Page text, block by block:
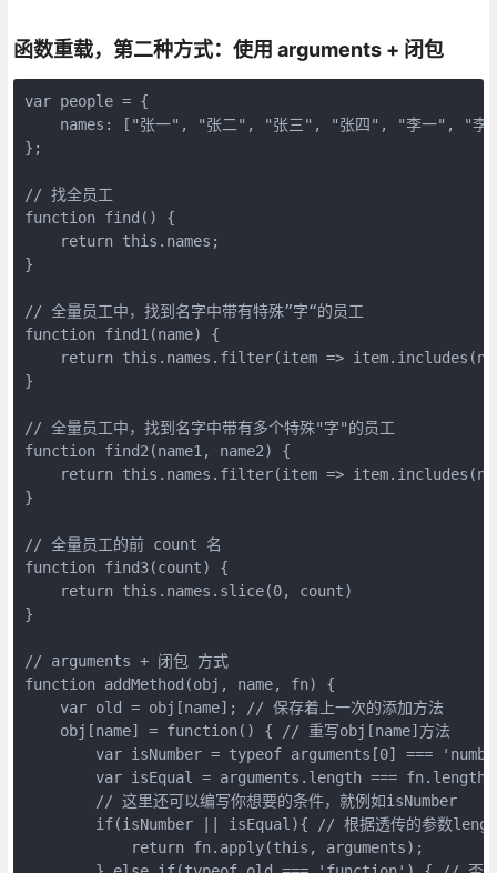
函数重载，第二种方式：使用 arguments + 闭包
var people = {
names: ["张一", "张二", "张三", "张四", "李一", "李
};
// 找全员工
function find() {
    return this.names;
}
// 全量员工中，找到名字中带有特殊”字“的员工
function find1(name) {
return this.names.filter(item =>
}
// 全量员工中，找到名字中带有多个特殊"字"的员工
function find2(name1, name2) {
return this.names.filter(item =>
}
// 全量员工的前 count 名
function find3(count) {
    return this.names.slice(0, count)
}
// arguments + 闭包 方式
function addMethod(obj, name, fn) {
    var old = obj[name]; // 保存着上一次的添加方法
    obj[name] = function() { // 重写obj[name]方法
var isNumber = typeof arguments[0] ===
        var isEqual = arguments.length === fn.length;
        // 这里还可以编写你想要的条件，就例如isNumber
if(isNumber || isEqual){ // 根据透传的参数
            return fn.apply(this, arguments);